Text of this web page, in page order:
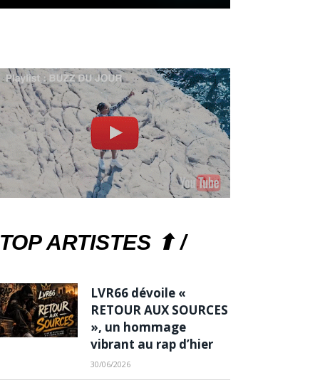
TOP ARTISTES ⬆ /
LVR66 dévoile «
RETOUR AUX SOURCES
», un hommage
vibrant au rap d’hier
30/06/2026